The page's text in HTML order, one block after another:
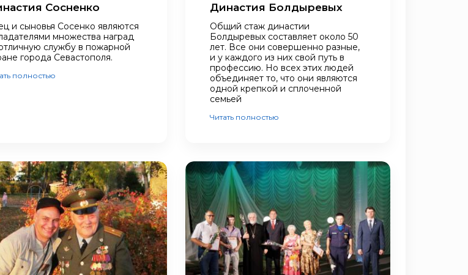
Сосненко
и сыновья Сосенко являются
множества наград
службу в пожарной
города Севастополя.
полностью
Династия Болдыревых
Общий стаж династии
Болдыревых составляет около 50
лет. Все они совершенно разные,
и у каждого из них свой путь в
профессию. Но всех этих людей
объединяет то, что они являются
одной крепкой и сплоченной
семьей
Читать полностью